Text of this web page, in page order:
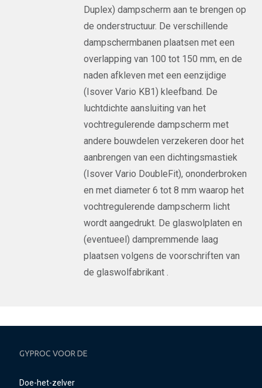
Duplex) dampscherm aan te brengen op
de onderstructuur. De verschillende
dampschermbanen plaatsen met een
overlapping van 100 tot 150 mm, en de
naden afkleven met een eenzijdige
(Isover Vario KB1) kleefband. De
luchtdichte aansluiting van het
vochtregulerende dampscherm met
andere bouwdelen verzekeren door het
aanbrengen van een dichtingsmastiek
(Isover Vario DoubleFit), ononderbroken
en met diameter 6 tot 8 mm waarop het
vochtregulerende dampscherm licht
wordt aangedrukt. De glaswolplaten en
(eventueel) dampremmende laag
plaatsen volgens de voorschriften van
de glaswolfabrikant .
GYPROC VOOR DE
Doe-het-zelver